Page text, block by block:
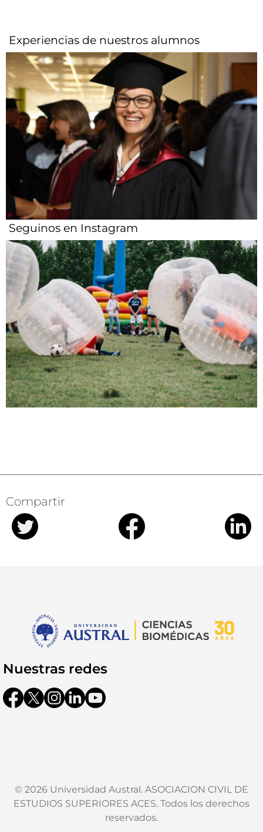
Experiencias de nuestros alumnos​
Seguinos en Instagram
Compartir
Nuestras redes
© 2026 Universidad Austral. ASOCIACION CIVIL DE
ESTUDIOS SUPERIORES ACES. Todos los derechos
reservados.